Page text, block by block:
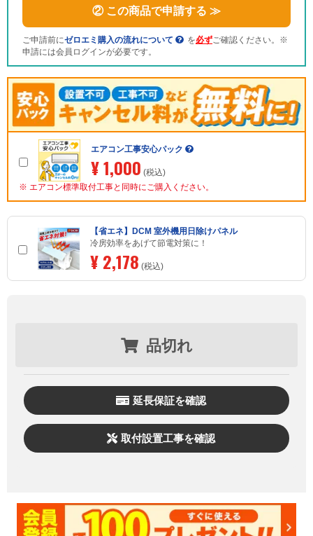
② この商品で申請する ≫
ご申請前にゼロエミ購入の流れについて を必ずご確認ください。※
申請には会員ログインが必要です。
エアコン工事安心パック
¥ 1,000 (税込)
※ エアコン標準取付工事と同時にご購入ください。
【省エネ】DCM 室外機用日除けパネル
冷房効率をあげて節電対策に！
¥ 2,178 (税込)
品切れ
延長保証を確認
取付設置工事を確認